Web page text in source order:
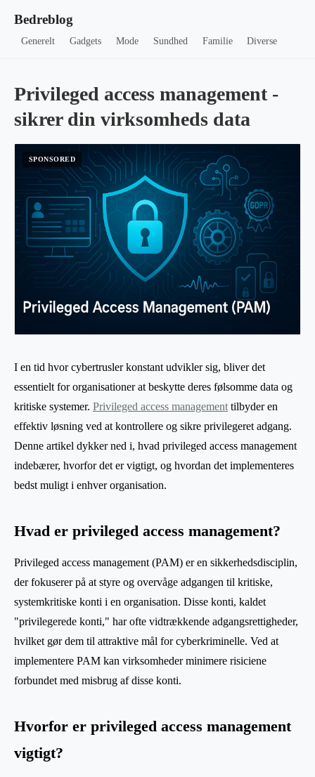
Bedreblog
Generelt Gadgets Mode Sundhed Familie Diverse
Privileged access management -
sikrer din virksomheds data
I en tid hvor cybertrusler konstant udvikler sig, bliver det
essentielt for organisationer at beskytte deres følsomme data og
kritiske systemer. Privileged access management tilbyder en
effektiv løsning ved at kontrollere og sikre privilegeret adgang.
Denne artikel dykker ned i, hvad privileged access management
indebærer, hvorfor det er vigtigt, og hvordan det implementeres
bedst muligt i enhver organisation.
Hvad er privileged access management?
Privileged access management (PAM) er en sikkerhedsdisciplin,
der fokuserer på at styre og overvåge adgangen til kritiske,
systemkritiske konti i en organisation. Disse konti, kaldet
"privilegerede konti," har ofte vidtrækkende adgangsrettigheder,
hvilket gør dem til attraktive mål for cyberkriminelle. Ved at
implementere PAM kan virksomheder minimere risiciene
forbundet med misbrug af disse konti.
Hvorfor er privileged access management
vigtigt?